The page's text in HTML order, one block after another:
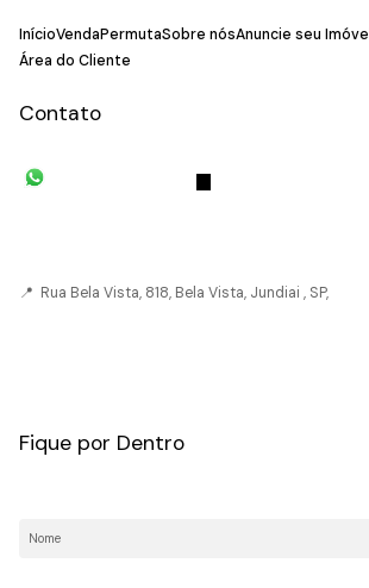
InícioVendaPermutaSobre nósAnuncie seu Imóvel
Área do Cliente
Contato
📍 Rua Bela Vista, 818, Bela Vista, Jundiai , SP,
Fique por Dentro